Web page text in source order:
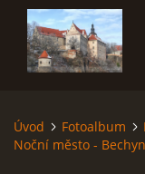
ÚVOD
Úvod Fotoalbum
Noční město -